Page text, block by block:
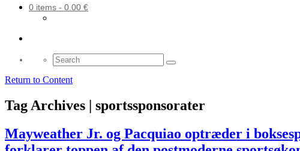
0 items - 0.00 €
Search
for:
Return to Content
Tag Archives | sportssponsorater
Mayweather Jr. og Pacquiao optræder i